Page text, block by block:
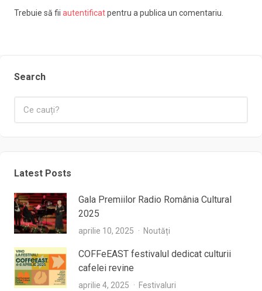
Trebuie să fii autentificatpentru a publica un comentariu.
Search
Latest Posts
Gala Premiilor Radio România Cultural
2025
aprilie 10, 2025 Noutăți
COFFeEAST festivalul dedicat culturii
cafelei revine
aprilie 4, 2025 Festivaluri